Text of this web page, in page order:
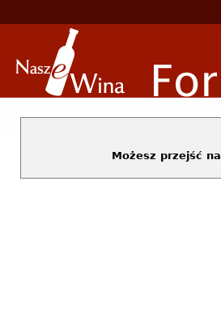
Możesz przejść na